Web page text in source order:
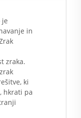
je
in
zraka.
ki
hkrati pa